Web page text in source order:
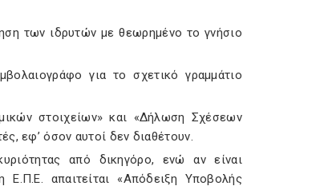
των ιδρυτών με θεωρημένο το γνήσιο
για το σχετικό γραμμάτιο
στοιχείων» και «Δήλωση Σχέσεων
εφ’ όσον αυτοί δεν διαθέτουν.
από δικηγόρο, ενώ αν είναι
απαιτείται «Απόδειξη Υποβολής